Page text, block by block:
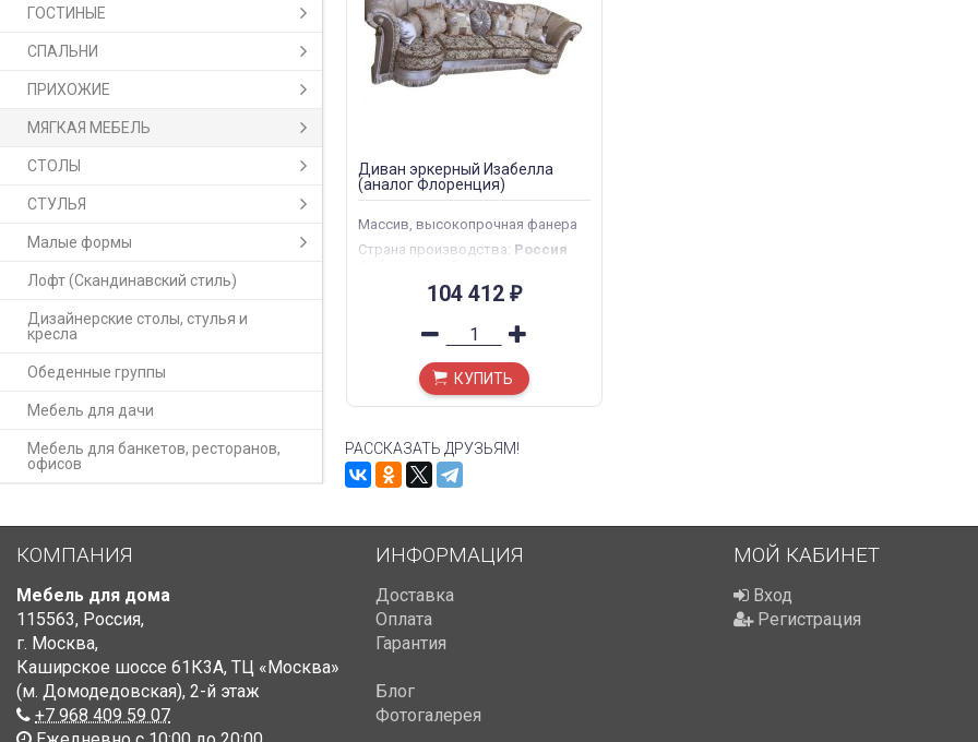
ГОСТИНЫЕ
СПАЛЬНИ
ПРИХОЖИЕ
МЯГКАЯ МЕБЕЛЬ
СТОЛЫ
СТУЛЬЯ
Малые формы
Лофт (Скандинавский стиль)
Дизайнерские столы, стулья и
кресла
Обеденные группы
Мебель для дачи
Мебель для банкетов, ресторанов,
офисов
Диван эркерный Изабелла
(аналог Флоренция)
Массив, высокопрочная фанера
Страна производства: Россия
110*95*360
104 412 ₽
КУПИТЬ
РАССКАЗАТЬ ДРУЗЬЯМ!
КОМПАНИЯ
Мебель для дома
115563, Россия,
г. Москва,
Каширское шоссе 61К3А, ТЦ «Москва»
(м. Домодедовская), 2-й этаж
+7 968 409 59 07
ИНФОРМАЦИЯ
Доставка
Оплата
Гарантия
Блог
Фотогалерея
МОЙ КАБИНЕТ
Вход
Регистрация